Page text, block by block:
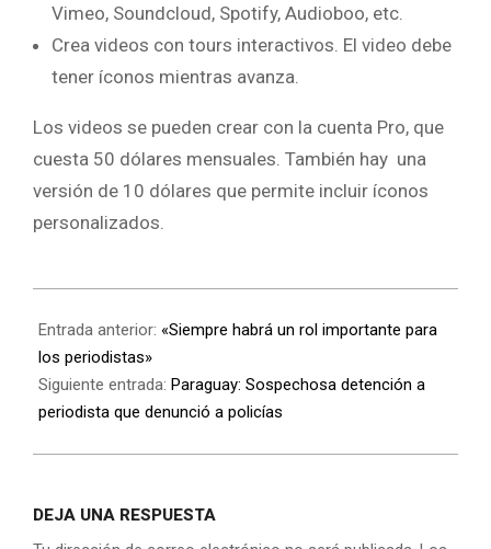
Vimeo, Soundcloud, Spotify, Audioboo, etc.
Crea videos con tours interactivos. El video debe
tener íconos mientras avanza.
Los videos se pueden crear con la cuenta Pro, que
cuesta 50 dólares mensuales. También hay una
versión de 10 dólares que permite incluir íconos
personalizados.
Entrada anterior: «Siempre habrá un rol importante para
los periodistas»
Siguiente entrada: Paraguay: Sospechosa detención a
periodista que denunció a policías
DEJA UNA RESPUESTA